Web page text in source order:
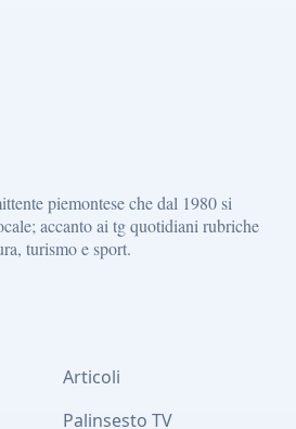
piemontese che dal 1980 si
accanto ai tg quotidiani rubriche
turismo e sport.
Articoli
Palinsesto TV